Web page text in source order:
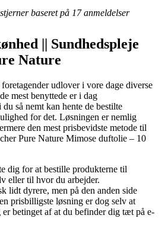
baseret på 17anmeldelser
|| Sundhedspleje
Nature
udlover i vore dage diverse
mest benyttede er i dag
så nemt kan hente de bestilte
for det. Løsningen er nemlig
den mest prisbevidste metode til
Pure Nature Mimose duftolie – 10
dig for at bestille produkterne til
eller til hvor du arbejder.
lidt dyrere, men på den anden side
prisbilligste løsning er dog selv at
er betinget af at du befinder dig tæt på e-